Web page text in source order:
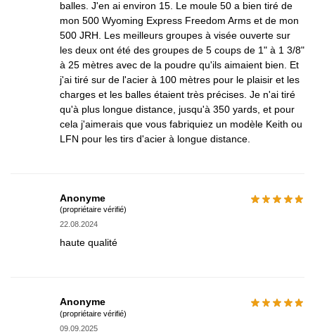
balles. J'en ai environ 15. Le moule 50 a bien tiré de
mon 500 Wyoming Express Freedom Arms et de mon
500 JRH. Les meilleurs groupes à visée ouverte sur
les deux ont été des groupes de 5 coups de 1" à 1 3/8"
à 25 mètres avec de la poudre qu'ils aimaient bien. Et
j'ai tiré sur de l'acier à 100 mètres pour le plaisir et les
charges et les balles étaient très précises. Je n'ai tiré
qu'à plus longue distance, jusqu'à 350 yards, et pour
cela j'aimerais que vous fabriquiez un modèle Keith ou
LFN pour les tirs d'acier à longue distance.
Anonyme
(propriétaire vérifié)
22.08.2024
haute qualité
Anonyme
(propriétaire vérifié)
09.09.2025